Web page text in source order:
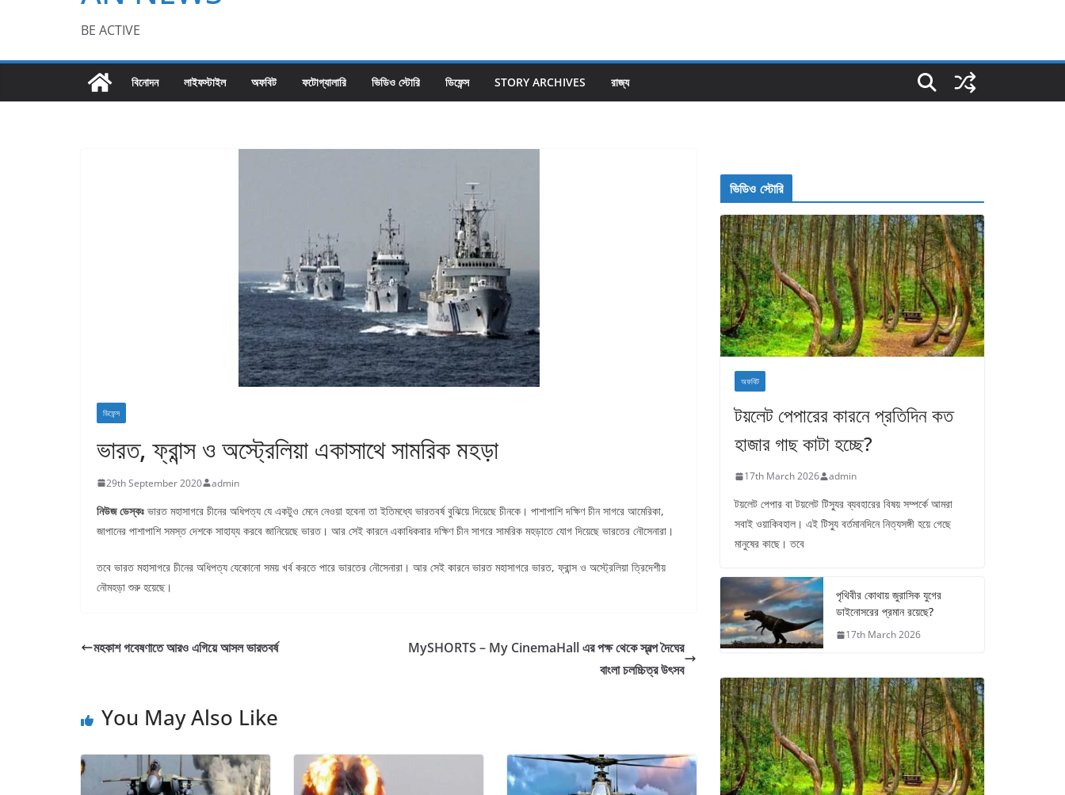
BE ACTIVE
বিনোদন লাইফস্টাইল অফবিট ফটোগ্যালারি ভিডিও স্টোরি ডিফেন্স STORY ARCHIVES রাজ্য
ডিফেন্স
ভারত, ফ্রান্স ও অস্ট্রেলিয়া একাসাথে সামরিক মহড়া
29th September 2020 admin
নিউজ ডেস্কঃ ভারত মহাসাগরে চীনের অধিপত্য যে একটুও মেনে নেওয়া হবেনা তা ইতিমধ্যে ভারতবর্ষ বুঝিয়ে দিয়েছে চীনকে। পাশাপাশি দক্ষিণ চীন সাগরে আমেরিকা,
জাপানের পাশাপাশি সমস্ত দেশকে সাহায্য করবে জানিয়েছে ভারত। আর সেই কারনে একাধিকবার দক্ষিণ চীন সাগরে সামরিক মহড়াতে যোগ দিয়েছে ভারতের নৌসেনারা।
তবে ভারত মহাসাগরে চীনের অধিপত্য যেকোনো সময় খর্ব করতে পারে ভারতের নৌসেনারা। আর সেই কারনে ভারত মহাসাগরে ভারত, ফ্রান্স ও অস্ট্রেলিয়া ত্রিদেশীয়
নৌমহড়া শুরু হয়েছে।
মহকাশ গবেষণাতে আরও এগিয়ে আসল ভারতবর্ষ
MySHORTS – My CinemaHall এর পক্ষ থেকে স্বল্প দৈঘের
বাংলা চলচ্চিত্র উৎসব
You May Also Like
ভিডিও স্টোরি
অফবিট
টয়লেট পেপারের কারনে প্রতিদিন কত
হাজার গাছ কাটা হচ্ছে?
17th March 2026 admin
টয়লেট পেপার বা টয়লেট টিস্যুর ব্যবহারের বিষয় সম্পর্কে আমরা
সবাই ওয়াকিবহাল। এই টিস্যু বর্তমানদিনে নিত্যসঙ্গী হয়ে গেছে
মানুষের কাছে। তবে
পৃথিবীর কোথায় জুরাসিক যুগের
ডাইনোসরের প্রমান রয়েছে?
17th March 2026